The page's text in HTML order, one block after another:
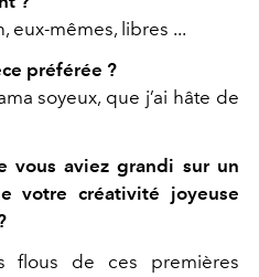
eux-mêmes, libres ...
préférée ?
soyeux, que j’ai hâte de
vous aviez grandi sur un
votre créativité joyeuse
flous de ces premières